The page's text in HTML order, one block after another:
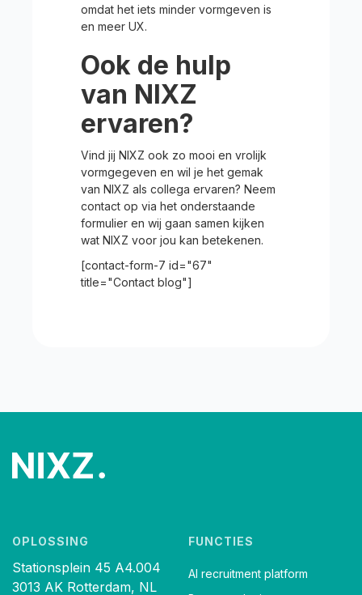
omdat het iets minder vormgeven is
en meer UX.
Ook de hulp
van NIXZ
ervaren?
Vind jij NIXZ ook zo mooi en vrolijk
vormgegeven en wil je het gemak
van NIXZ als collega ervaren? Neem
contact op via het onderstaande
formulier en wij gaan samen kijken
wat NIXZ voor jou kan betekenen.
[contact-form-7 id="67"
title="Contact blog"]
OPLOSSING
Stationsplein 45 A4.004
3013 AK Rotterdam, NL
FUNCTIES
AI recruitment platform